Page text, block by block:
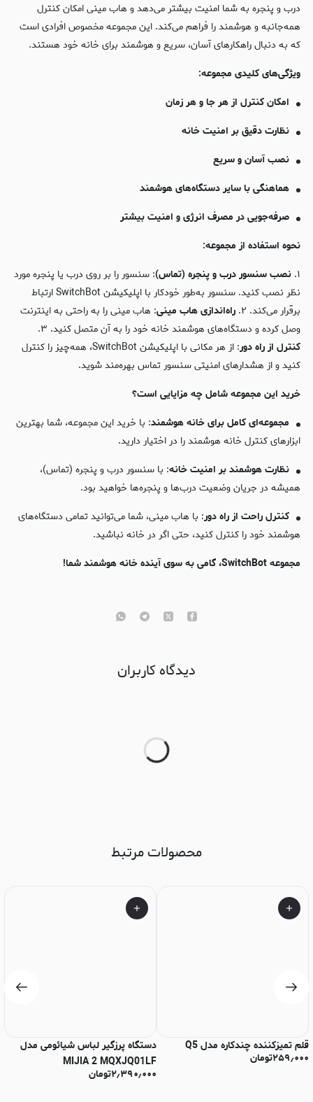
درب و پنجره به شما امنیت بیشتر می‌دهد و هاب مینی امکان کنترل
همه‌جانبه و هوشمند را فراهم می‌کند. این مجموعه مخصوص افرادی است
که به دنبال راهکارهای آسان، سریع و هوشمند برای خانه خود هستند.
ویژگی‌های کلیدی مجموعه:
امکان کنترل از هر جا و هر زمان
نظارت دقیق بر امنیت خانه
نصب آسان و سریع
هماهنگی با سایر دستگاه‌های هوشمند
صرفه‌جویی در مصرف انرژی و امنیت بیشتر
نحوه استفاده از مجموعه:
۱. نصب سنسور درب و پنجره (تماس): سنسور را بر روی درب یا پنجره مورد
نظر نصب کنید. سنسور به‌طور خودکار با اپلیکیشن SwitchBot ارتباط
برقرار می‌کند. ۲.
راه‌اندازی هاب مینی: هاب مینی را به راحتی به اینترنت
وصل کرده و دستگاه‌های هوشمند خانه خود را به آن متصل کنید. ۳.
کنترل از راه دور
: از هر مکانی با اپلیکیشن SwitchBot، همه‌چیز را کنترل
کنید و از هشدارهای امنیتی سنسور تماس بهره‌مند شوید.
خرید این مجموعه شامل چه مزایایی است؟
مجموعه‌ای کامل برای خانه هوشمند: با خرید این مجموعه، شما بهترین
ابزارهای کنترل خانه هوشمند را در اختیار دارید.
نظارت هوشمند بر امنیت خانه: با سنسور درب و پنجره (تماس)،
همیشه در جریان وضعیت درب‌ها و پنجره‌ها خواهید بود.
کنترل راحت از راه دور: با هاب مینی، شما می‌توانید تمامی دستگاه‌های
هوشمند خود را کنترل کنید، حتی اگر در خانه نباشید.
مجموعهSwitchBot ، گامی به سوی آینده خانه هوشمند شما!
دیدگاه کاربران
محصولات مرتبط
قلم تمیزکننده چندکاره مدل Q5
۲۵۹٫۰۰۰تومان
دستگاه پرزگیر لباس شیائومی مدل
MIJIA 2 MQXJQ01LF
۲٫۳۹۰٫۰۰۰تومان